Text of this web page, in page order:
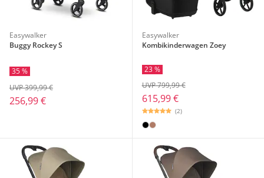
Easywalker
Buggy Rockey S
35 %
256,99 €
UVP 399,99 €
Easywalker
Kombikinderwagen Zoey
23 %
615,99 €
UVP 799,99 €
(2)